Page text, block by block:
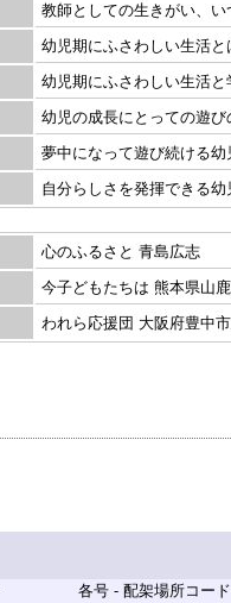
教師としての生きがい、
幼児期にふさわしい生活と
幼児期にふさわしい生活
幼児の成長にとっての遊
夢中になって遊び続ける
自分らしさを発揮できる
心のふるさと 青島広志
今子どもたちは 熊本県山
われら応援団 大阪府豊中
各号 - 配架場所コード